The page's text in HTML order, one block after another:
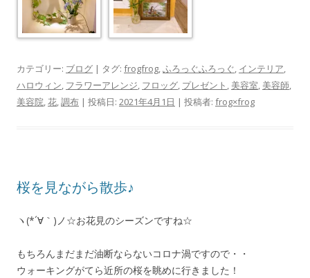
カテゴリー: ブログ | タグ: frogfrog,ふろっぐふろっぐ, インテリア,
ハロウィン, フラワーアレンジ, フロッグ, プレゼント , 美容室, 美容師,
美容院,花,調布 | 投稿日: 2021年4月1日 | 投稿者: frog×frog
桜を見ながら散歩♪
ヽ(*´∀｀)ノ☆お花見のシーズンですね☆
もちろんまだまだ油断ならないコロナ渦ですので・・
ウォーキングがてら近所の桜を眺めに行きました！